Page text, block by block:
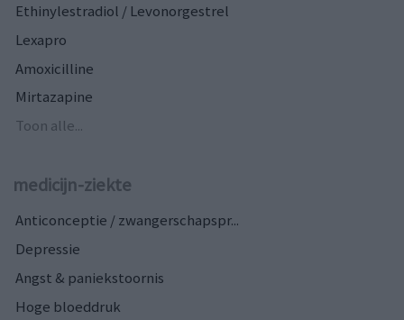
Ethinylestradiol / Levonorgestrel
Lexapro
Amoxicilline
Mirtazapine
Toon alle...
medicijn-ziekte
Anticonceptie / zwangerschapspr...
Depressie
Angst & paniekstoornis
Hoge bloeddruk